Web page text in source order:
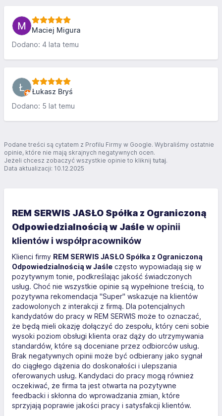
Maciej Migura
Dodano: 4 lata temu
Łukasz Bryś
Dodano: 5 lat temu
Podane treści są cytatem z Profilu Firmy w Google. Wybraliśmy ostatnie
opinie, które nie mają skrajnych negatywnych ocen.
Jeżeli chcesz zobaczyć wszystkie opinie to kliknij tutaj.
Data aktualizacji: 10.12.2025
REM SERWIS JASŁO Spółka z Ograniczoną
Odpowiedzialnością w Jaśle w opinii
klientów i współpracowników
Klienci firmy REM SERWIS JASŁO Spółka z Ograniczoną
Odpowiedzialnością w Jaśle często wypowiadają się w
pozytywnym tonie, podkreślając jakość świadczonych
usług. Choć nie wszystkie opinie są wypełnione treścią, to
pozytywna rekomendacja "Super" wskazuje na klientów
zadowolonych z interakcji z firmą. Dla potencjalnych
kandydatów do pracy w REM SERWIS może to oznaczać,
że będą mieli okazję dołączyć do zespołu, który ceni sobie
wysoki poziom obsługi klienta oraz dąży do utrzymywania
standardów, które są doceniane przez odbiorców usług.
Brak negatywnych opinii może być odbierany jako sygnał
do ciągłego dążenia do doskonałości i ulepszania
oferowanych usług. Kandydaci do pracy mogą również
oczekiwać, że firma ta jest otwarta na pozytywne
feedbacki i skłonna do wprowadzania zmian, które
sprzyjają poprawie jakości pracy i satysfakcji klientów.